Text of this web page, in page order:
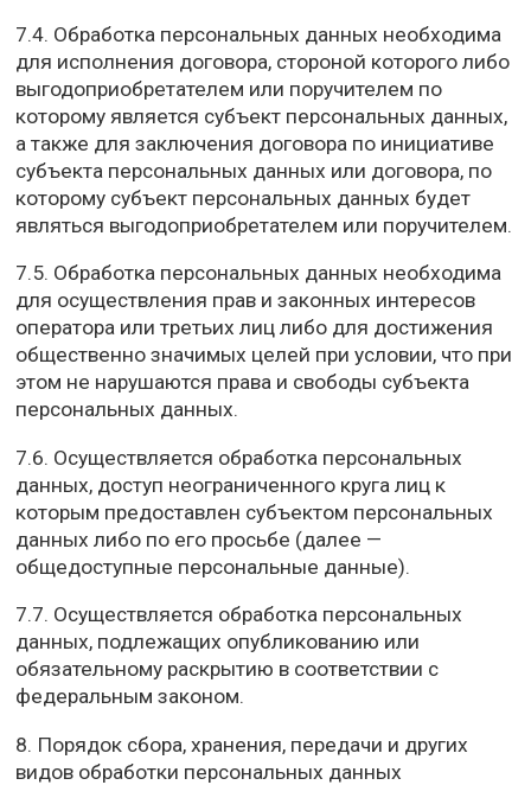
7.4. Обработка персональных данных необходима
для исполнения договора, стороной которого либо
выгодоприобретателем или поручителем по
которому является субъект персональных данных,
а также для заключения договора по инициативе
субъекта персональных данных или договора, по
которому субъект персональных данных будет
являться выгодоприобретателем или поручителем.
7.5. Обработка персональных данных необходима
для осуществления прав и законных интересов
оператора или третьих лиц либо для достижения
общественно значимых целей при условии, что при
этом не нарушаются права и свободы субъекта
персональных данных.
7.6. Осуществляется обработка персональных
данных, доступ неограниченного круга лиц к
которым предоставлен субъектом персональных
данных либо по его просьбе (далее —
общедоступные персональные данные).
7.7. Осуществляется обработка персональных
данных, подлежащих опубликованию или
обязательному раскрытию в соответствии с
федеральным законом.
8. Порядок сбора, хранения, передачи и других
видов обработки персональных данных